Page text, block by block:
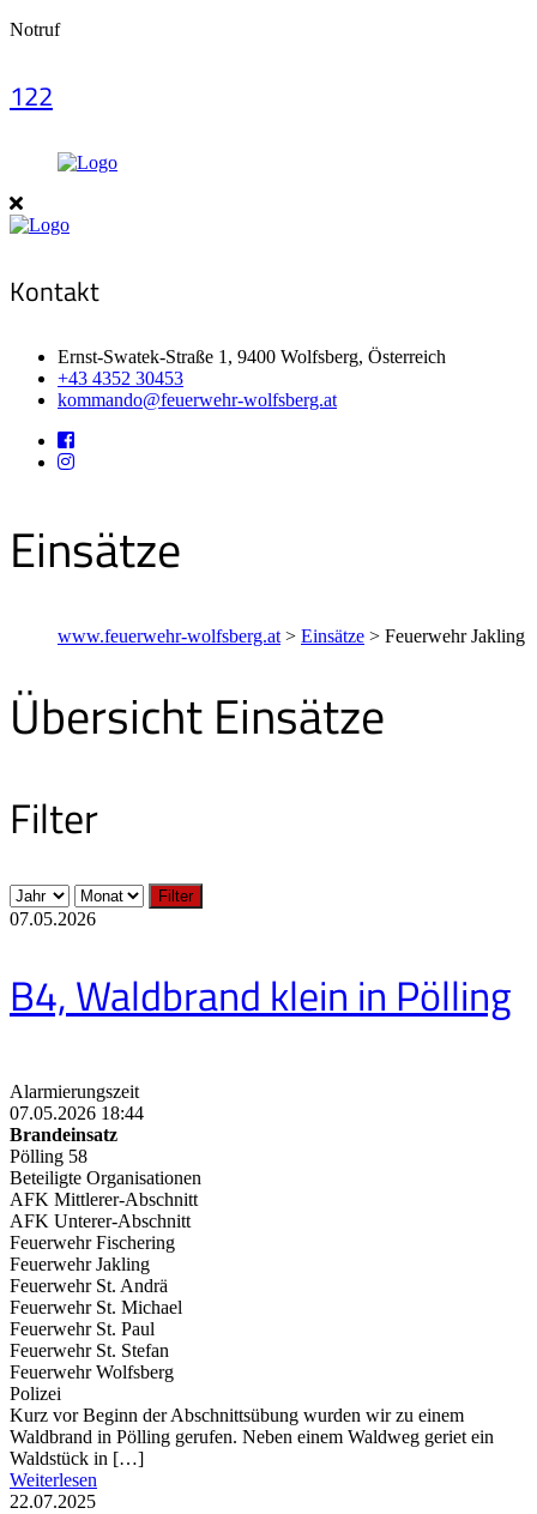
Notruf
122
Kontakt
Ernst-Swatek-Straße 1, 9400 Wolfsberg, Österreich
+43 4352 30453
kommando@feuerwehr-wolfsberg.at
Einsätze
www.feuerwehr-wolfsberg.at > Einsätze > Feuerwehr Jakling
Übersicht Einsätze
Filter
Filter
07.05.2026
B4, Waldbrand klein in Pölling
Alarmierungszeit
07.05.2026 18:44
Brandeinsatz
Pölling 58
Beteiligte Organisationen
AFK Mittlerer-Abschnitt
AFK Unterer-Abschnitt
Feuerwehr Fischering
Feuerwehr Jakling
Feuerwehr St. Andrä
Feuerwehr St. Michael
Feuerwehr St. Paul
Feuerwehr St. Stefan
Feuerwehr Wolfsberg
Polizei
Kurz vor Beginn der Abschnittsübung wurden wir zu einem
Waldbrand in Pölling gerufen. Neben einem Waldweg geriet ein
Waldstück in […]
Weiterlesen
22.07.2025